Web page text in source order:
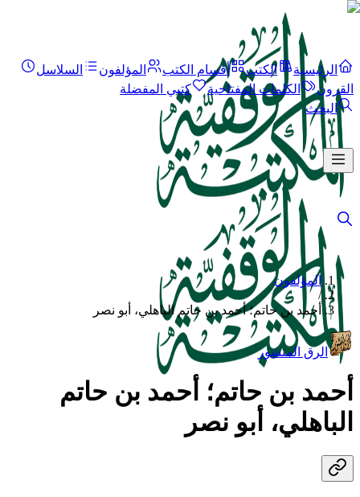
الرئيسية الكتب أقسام الكتب المؤلفون
السلاسل
القرون
الكلمات المفتاحية
كتبي المفضلة
البحث
المؤلفون
/
أحمد بن حاتم؛ أحمد بن حاتم الباهلي، أبو نصر
الرق المنشور
أحمد بن حاتم؛ أحمد بن حاتم
الباهلي، أبو نصر